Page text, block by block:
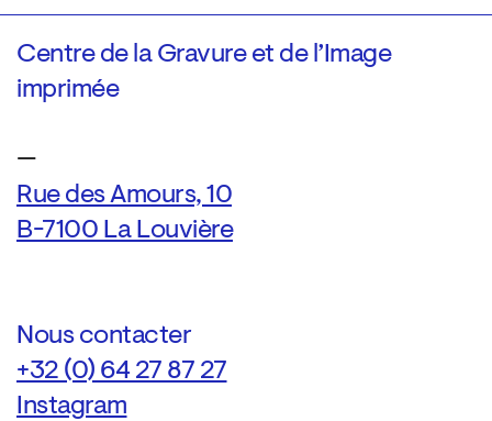
Centre de la Gravure et de l’Image
imprimée
—
Rue des Amours, 10
B-7100 La Louvière
Nous contacter
+32 (0) 64 27 87 27
Instagram